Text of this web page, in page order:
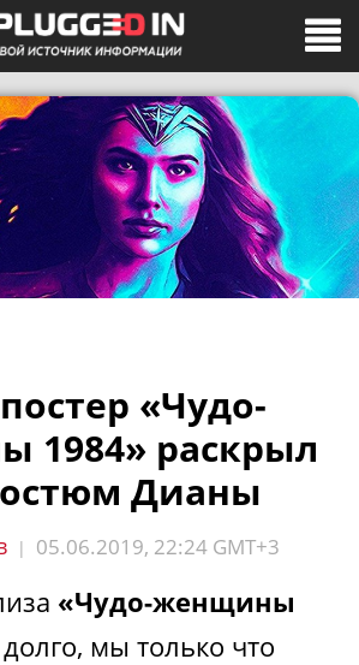
«Чудо-
1984» раскрыл
Дианы
| 05.06.2019, 22:24 GMT+3
«Чудо-женщины
мы только что